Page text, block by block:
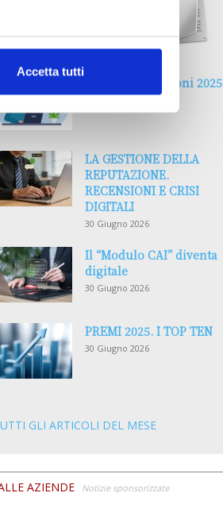
Accetta tutti
Reclami e sanzioni 2025
LA GESTIONE DELLA
REPUTAZIONE.
RECENSIONI E CRISI
DIGITALI
30 Giugno 2026
Il “Modulo CAI” diventa
digitale
30 Giugno 2026
PREMI 2025. I TOP TEN
30 Giugno 2026
GLI ARTICOLI DEL MESE
AZIENDE Notizie sponsorizzate